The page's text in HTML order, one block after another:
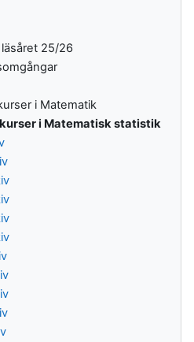
25/26
i Matematik
i Matematisk statistik